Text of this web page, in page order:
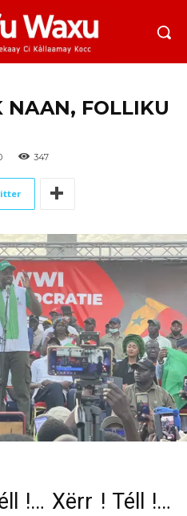
NAAN, FOLLIKU
347
!… Xërr ! Téll !…